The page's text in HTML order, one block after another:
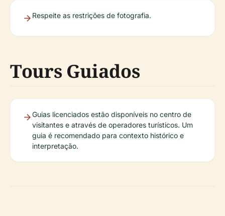
Respeite as restrições de fotografia.
Tours Guiados
Guias licenciados estão disponíveis no centro de
visitantes e através de operadores turísticos. Um
guia é recomendado para contexto histórico e
interpretação.